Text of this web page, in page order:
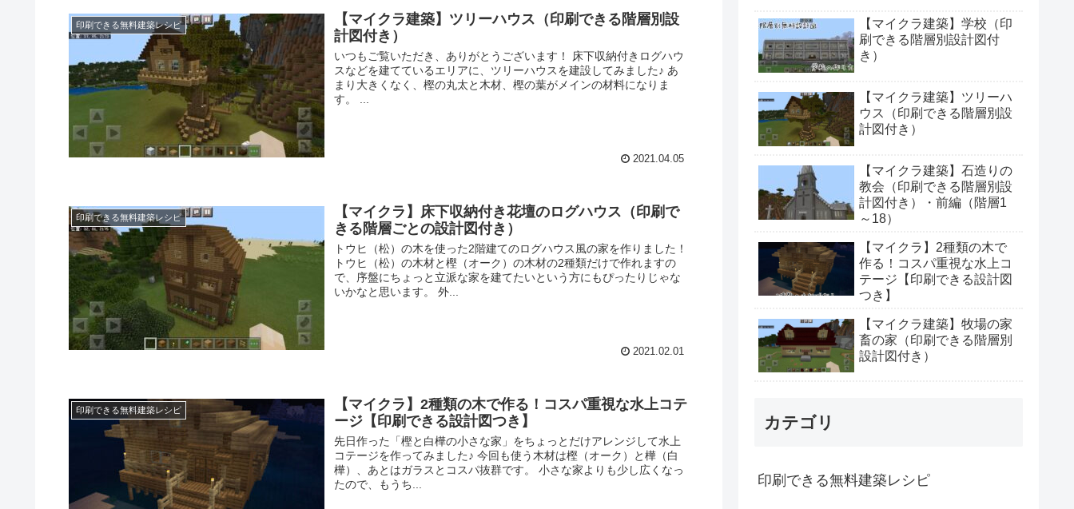
印刷できる無料建築レシピ
【マイクラ建築】ツリーハウス（印刷できる階層別設
計図付き）
いつもご覧いただき、ありがとうございます！ 床下収納付きログハウ
スなどを建てているエリアに、ツリーハウスを建設してみました♪ あ
まり大きくなく、樫の丸太と木材、樫の葉がメインの材料になりま
す。 ...
2021.04.05
印刷できる無料建築レシピ
【マイクラ】床下収納付き花壇のログハウス（印刷で
きる階層ごとの設計図付き）
トウヒ（松）の木を使った2階建てのログハウス風の家を作りました！
トウヒ（松）の木材と樫（オーク）の木材の2種類だけで作れますの
で、序盤にちょっと立派な家を建てたいという方にもぴったりじゃな
いかなと思います。 外...
2021.02.01
印刷できる無料建築レシピ
【マイクラ】2種類の木で作る！コスパ重視な水上コテ
ージ【印刷できる設計図つき】
先日作った「樫と白樺の小さな家」をちょっとだけアレンジして水上
コテージを作ってみました♪ 今回も使う木材は樫（オーク）と樺（白
樺）、あとはガラスとコスパ抜群です。 小さな家よりも少し広くなっ
たので、もうち...
【マイクラ建築】学校（印
刷できる階層別設計図付
き）
【マイクラ建築】ツリーハ
ウス（印刷できる階層別設
計図付き）
【マイクラ建築】石造りの
教会（印刷できる階層別設
計図付き）・前編（階層1
～18）
【マイクラ】2種類の木で
作る！コスパ重視な水上コ
テージ【印刷できる設計図
つき】
【マイクラ建築】牧場の家
畜の家（印刷できる階層別
設計図付き）
カテゴリ
印刷できる無料建築レシピ